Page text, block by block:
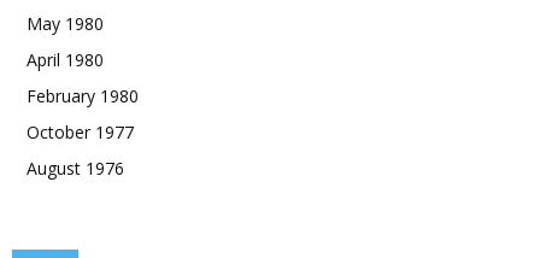
May 1980
April 1980
February 1980
October 1977
August 1976